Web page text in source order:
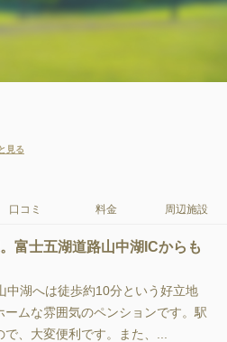
見る
口コミ 料金 周辺施設
富士五湖道路山中湖ICからも
中湖へは徒歩約10分という好立地
ムな雰囲気のペンションです。駅
、大変便利です。また、...